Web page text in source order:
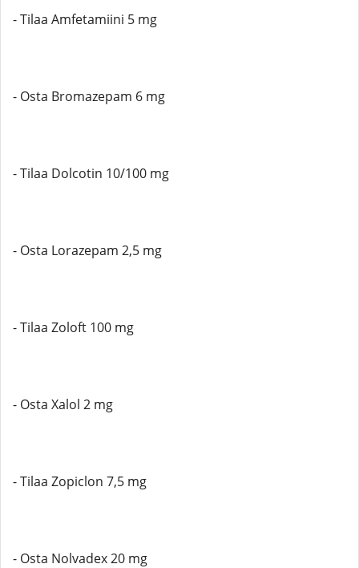
- Tilaa Amfetamiini 5 mg
- Osta Bromazepam 6 mg
- Tilaa Dolcotin 10/100 mg
- Osta Lorazepam 2,5 mg
- Tilaa Zoloft 100 mg
- Osta Xalol 2 mg
- Tilaa Zopiclon 7,5 mg
- Osta Nolvadex 20 mg